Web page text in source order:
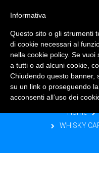
WHISKY
Home
WHISKY
Informativa
Questo sito o gli strumenti
di cookie necessari al
nella cookie policy. Se
a tutti o ad alcuni cookie,
Chiudendo questo banner,
su un link o proseguendo
acconsenti all’uso dei